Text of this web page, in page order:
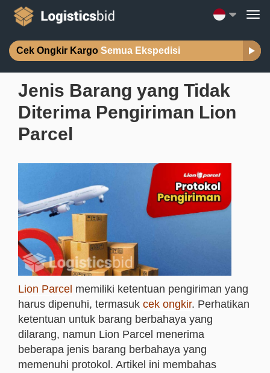
Cek Ongkir Kargo Semua Ekspedisi
Jenis Barang yang Tidak
Diterima Pengiriman Lion
Parcel
Lion Parcel memiliki ketentuan pengiriman yang
harus dipenuhi, termasuk cek ongkir. Perhatikan
ketentuan untuk barang berbahaya yang
dilarang, namun Lion Parcel menerima
beberapa jenis barang berbahaya yang
memenuhi protokol. Artikel ini membahas